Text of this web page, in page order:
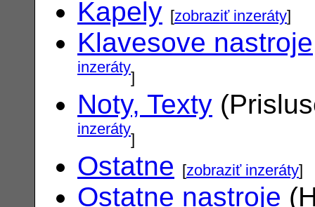
Kapely [zobraziť inzeráty]
Klavesove nastroje
inzeráty]
Noty, Texty
inzeráty]
Ostatne [zobraziť inzeráty]
Ostatne nastroje